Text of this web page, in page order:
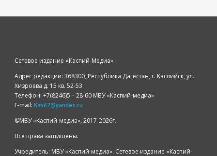
Сетевое издание «Каспий-Медиа»
Адрес редакции: 368300, Республика Дагестан, г. Каспийск, ул.
Хизроева д. 15 кв. 52-53
Телефон: +7(8246)5 – 28-60 МБУ «Каспий-медиа»
E-mail: Kas62@yandex.ru
©️МБУ «Каспий-медиа», 2017-2026г.
Все права защищены.
Учредитель: МБУ «Каспий-медиа». Сетевое издание «Каспий-